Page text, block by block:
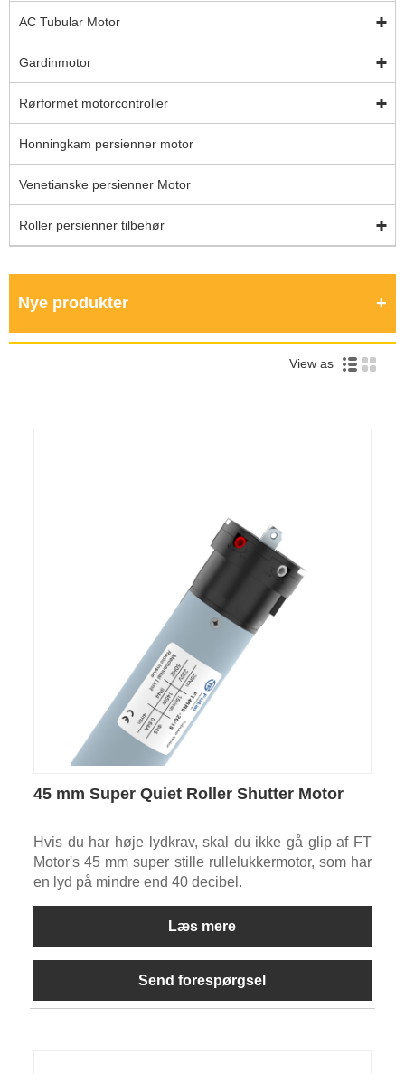
AC Tubular Motor
Gardinmotor
Rørformet motorcontroller
Honningkam persienner motor
Venetianske persienner Motor
Roller persienner tilbehør
Nye produkter
View as
45 mm Super Quiet Roller Shutter Motor
Hvis du har høje lydkrav, skal du ikke gå glip af FT
Motor's 45 mm super stille rullelukkermotor, som har
en lyd på mindre end 40 decibel.
Læs mere
Send forespørgsel